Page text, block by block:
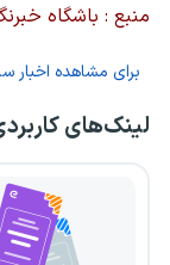
منبع : باشگاه
برای مشاهده اخبار
لینک‌های